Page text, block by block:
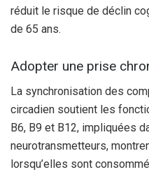
réduit le risque de déclin
de 65 ans.
Adopter une prise
La synchronisation des
circadien soutient les
B6, B9 et B12, impliquées
neurotransmetteurs,
lorsqu’elles sont